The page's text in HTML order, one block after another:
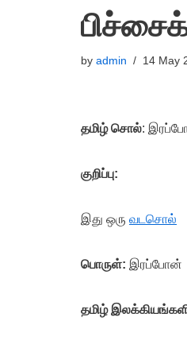
by admin 14 May
தமிழ் சொல்:
குறிப்பு:
இது ஒரு வடசொல்
பொருள்: இரப்போன்
தமிழ்